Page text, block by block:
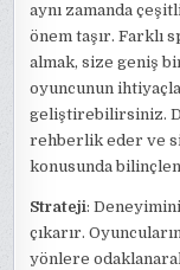
aynı zamanda
önem taşır. Farklı
almak, size geniş
oyuncunun
geliştirebilirsiniz.
rehberlik eder ve
konusunda
Strateji:
çıkarır.
yönlere